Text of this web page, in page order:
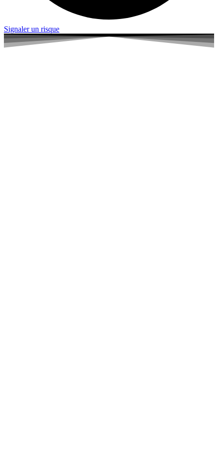
Signaler un risque